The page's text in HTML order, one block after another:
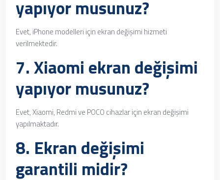
yapıyor musunuz?
Evet, iPhone modelleri için ekran değişimi hizmeti
verilmektedir.
7. Xiaomi ekran değişimi
yapıyor musunuz?
Evet, Xiaomi, Redmi ve POCO cihazlar için ekran değişimi
yapılmaktadır.
8. Ekran değişimi
garantili midir?